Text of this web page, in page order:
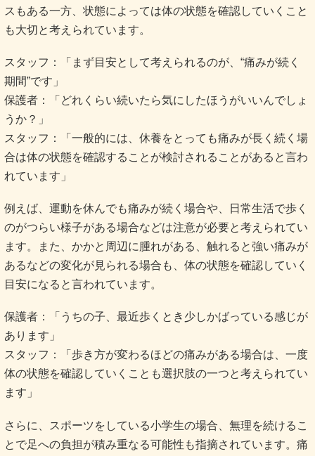
スもある一方、状態によっては体の状態を確認していくこと
も大切と考えられています。
スタッフ：「まず目安として考えられるのが、“痛みが続く
期間”です」
保護者：「どれくらい続いたら気にしたほうがいいんでしょ
うか？」
スタッフ：「一般的には、休養をとっても痛みが長く続く場
合は体の状態を確認することが検討されることがあると言わ
れています」
例えば、運動を休んでも痛みが続く場合や、日常生活で歩く
のがつらい様子がある場合などは注意が必要と考えられてい
ます。また、かかと周辺に腫れがある、触れると強い痛みが
あるなどの変化が見られる場合も、体の状態を確認していく
目安になると言われています。
保護者：「うちの子、最近歩くとき少しかばっている感じが
あります」
スタッフ：「歩き方が変わるほどの痛みがある場合は、一度
体の状態を確認していくことも選択肢の一つと考えられてい
ます」
さらに、スポーツをしている小学生の場合、無理を続けるこ
とで足への負担が積み重なる可能性も指摘されています。痛